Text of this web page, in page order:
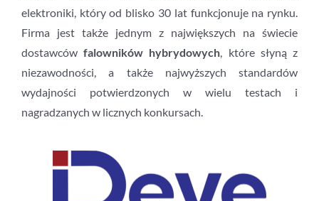
elektroniki, który od blisko 30 lat funkcjonuje na rynku.
Firma jest także jednym z największych na świecie
dostawcówfalowników hybrydowych, które słyną z
niezawodności, a także najwyższych standardów
wydajności potwierdzonych w wielu testach i
nagradzanych w licznych konkursach.